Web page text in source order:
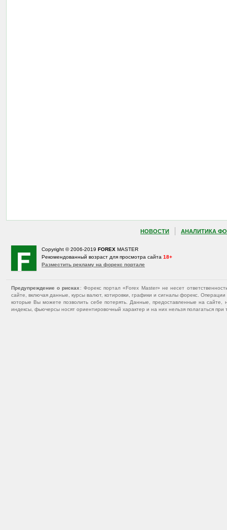
НОВОСТИ АНАЛИТИКА
Copyright © 2006-2019 FOREX MASTER
Рекомендованный возраст для просмотра сайта 18+
Разместить рекламу на форекс портале
Предупреждение о рисках : Форекс портал «Forex Master» не несет
сайте, включая данные, курсы валют, котировки, графики и сигналы форекс.
которые Вы можете позволить себе потерять. Данные, предоставленные на
индексы, фьючерсы носят ориентировочный характер и на них нельзя полагаться при